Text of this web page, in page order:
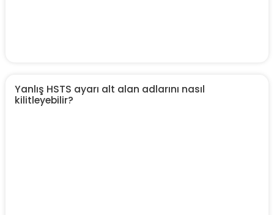
Yanlış HSTS ayarı alt alan adlarını nasıl
kilitleyebilir?